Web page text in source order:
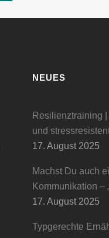
NEUES
Resilienztraining
und
17. August 2025
Machst Du auch
Kommunikation –
17. August 2025
Typgerechte